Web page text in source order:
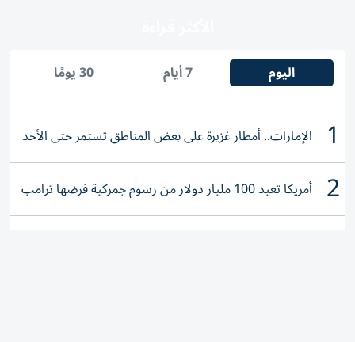
اليوم 7 أيام 30 يومًا
1 الإمارات.. أمطار غزيرة على بعض المناطق تستمر حتى الأحد
2 أمريكا تعيد 100 مليار دولار من رسوم جمركية فرضها ترامب